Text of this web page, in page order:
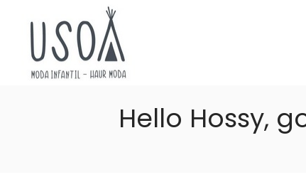
Hello Hossy,